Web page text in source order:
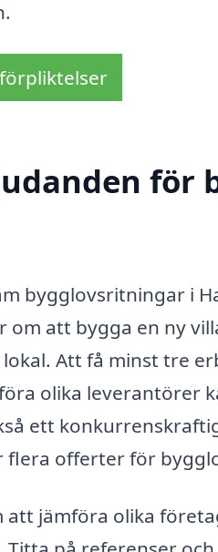
för
bygglovsritningar i
att bygga en ny
Att få minst tre
olika leverantörer
ett
offerter för
att jämföra olika